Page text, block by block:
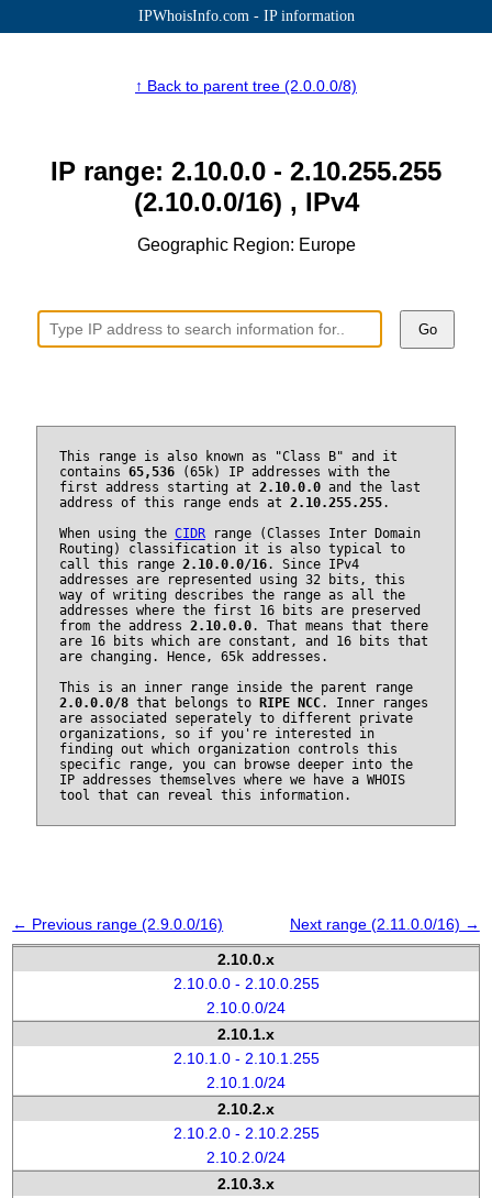
IPWhoisInfo.com - IP information
↑ Back to parent tree (2.0.0.0/8)
IP range: 2.10.0.0 - 2.10.255.255
(2.10.0.0/16) , IPv4
Geographic Region: Europe
Go
This range is also known as "Class B" and it
contains 65,536(65k) IP addresses with the
first address starting at 2.10.0.0and the last
address of this range ends at 2.10.255.255.
When using the CIDRrange (Classes Inter Domain
Routing) classification it is also typical to
call this range 2.10.0.0/16. Since IPv4
addresses are represented using 32 bits, this
way of writing describes the range as all the
addresses where the first 16 bits are preserved
from the address 2.10.0.0. That means that there
are 16 bits which are constant, and 16 bits that
are changing. Hence, 65k addresses.
This is an inner range inside the parent range
2.0.0.0/8that belongs to RIPE NCC. Inner ranges
are associated seperately to different private
organizations, so if you're interested in
finding out which organization controls this
specific range, you can browse deeper into the
IP addresses themselves where we have a WHOIS
tool that can reveal this information.
← Previous range (2.9.0.0/16)
Next range (2.11.0.0/16) →
2.10.0.x
2.10.0.0 - 2.10.0.255
2.10.0.0/24
2.10.1.x
2.10.1.0 - 2.10.1.255
2.10.1.0/24
2.10.2.x
2.10.2.0 - 2.10.2.255
2.10.2.0/24
2.10.3.x